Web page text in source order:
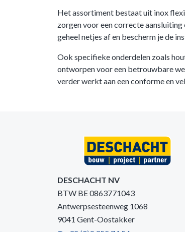
Het assortiment bestaat uit inox
zorgen voor een correcte
geheel netjes af en bescherm je de
Ook specifieke onderdelen zoals
ontworpen voor een betrouwbare
verder werkt aan een conforme en
DESCHACHT NV
BTW BE 0863771043
Antwerpsesteenweg 1068
9041 Gent-Oostakker